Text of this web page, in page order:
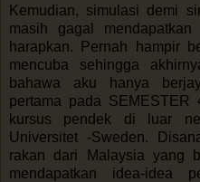
Kemudian, simulasi demi
masih gagal
harapkan. Pernah hampir
mencuba sehingga
bahawa aku hanya
pertama pada
kursus pendek di luar
Universitet -Sweden.
rakan dari Malaysia yang
mendapatkan idea-idea